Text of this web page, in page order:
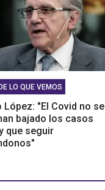
LO QUE VEMOS
López: "El Covid no se
bajado los casos
que seguir